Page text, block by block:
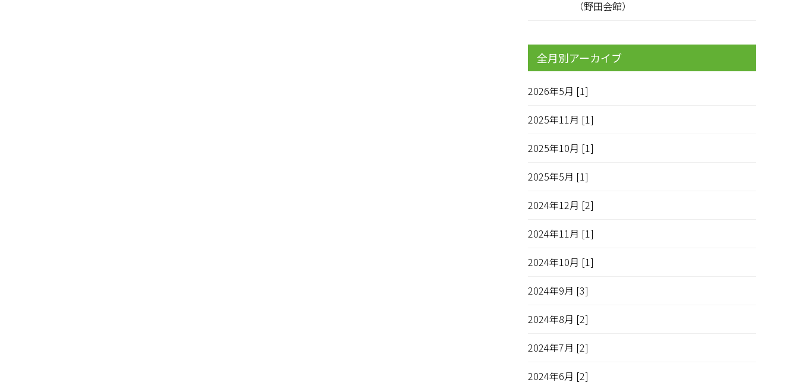
（野田会館）
全月別アーカイブ
2026年5月 [1]
2025年11月 [1]
2025年10月 [1]
2025年5月 [1]
2024年12月 [2]
2024年11月 [1]
2024年10月 [1]
2024年9月 [3]
2024年8月 [2]
2024年7月 [2]
2024年6月 [2]